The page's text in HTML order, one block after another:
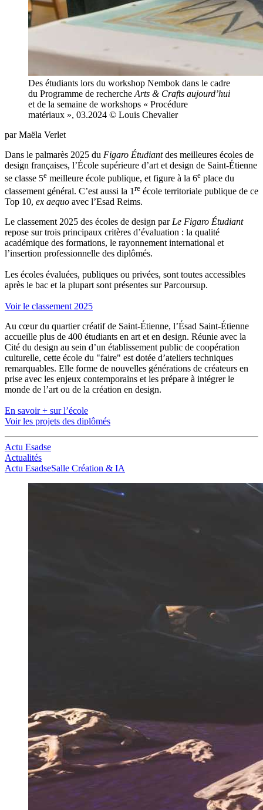
Des étudiants lors du workshop Nembok dans le cadre
du Programme de recherche Arts & Crafts aujourd’hui
et de la semaine de workshops « Procédure
matériaux », 03.2024 © Louis Chevalier
par Maëla Verlet
Dans le palmarès 2025 du Figaro Étudiantdes meilleures écoles de
design françaises, l’École supérieure d’art et design de Saint-Étienne
se classe 5e meilleure école publique, et figure à la 6e place du
classement général. C’est aussi la 1re école territoriale publique de ce
Top 10, ex aequo avec l’Esad Reims.
Le classement 2025 des écoles de design parLe Figaro Étudiant
repose sur trois principaux critères d’évaluation : la qualité
académique des formations, le rayonnement international et
l’insertion professionnelle des diplômés.
Les écoles évaluées, publiques ou privées, sont toutes accessibles
après le bac et la plupart sont présentes sur Parcoursup.
Voir le classement 2025
Au cœur du quartier créatif de Saint-Étienne, l’Ésad Saint-Étienne
accueille plus de 400 étudiants en art et en design. Réunie avec la
Cité du design au sein d’un établissement public de coopération
culturelle, cette école du "faire" est dotée d’ateliers techniques
remarquables. Elle forme de nouvelles générations de créateurs en
prise avec les enjeux contemporains et les prépare à intégrer le
monde de l’art ou de la création en design.
En savoir + sur l’école
Voir les projets des diplômés
Actu Esadse
Actualités
Actu EsadseSalle Création & IA